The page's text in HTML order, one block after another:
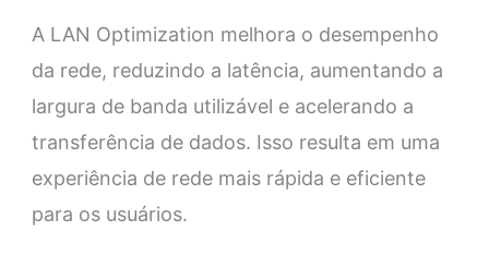
A LAN Optimization melhora o desempenho
da rede, reduzindo a latência, aumentando a
largura de banda utilizável e acelerando a
transferência de dados. Isso resulta em uma
experiência de rede mais rápida e eficiente
para os usuários.